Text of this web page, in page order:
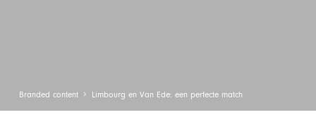
Branded content Limbourg en Van Ede: een perfecte match